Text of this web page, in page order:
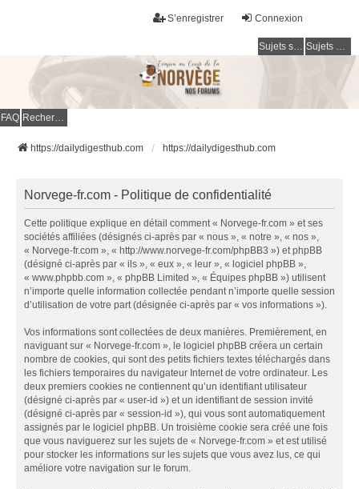
Connexion
S’enregistrer
Sujets sans réponse Sujets actifs
FAQ Rechercher
https://dailydigesthub.com https://dailydigesthub.com
Norvege-fr.com - Politique de confidentialité
Cette politique explique en détail comment « Norvege-fr.com » et ses
sociétés affiliées (désignés ci-après par « nous », « notre », « nos »,
« Norvege-fr.com », « http://www.norvege-fr.com/phpBB3 ») et phpBB
(désigné ci-après par « ils », « eux », « leur », « logiciel phpBB »,
« www.phpbb.com », « phpBB Limited », « Équipes phpBB ») utilisent
n’importe quelle information collectée pendant n’importe quelle session
d’utilisation de votre part (désignée ci-après par « vos informations »).
Vos informations sont collectées de deux manières. Premièrement, en
naviguant sur « Norvege-fr.com », le logiciel phpBB créera un certain
nombre de cookies, qui sont des petits fichiers textes téléchargés dans
les fichiers temporaires du navigateur Internet de votre ordinateur. Les
deux premiers cookies ne contiennent qu’un identifiant utilisateur
(désigné ci-après par « user-id ») et un identifiant de session invité
(désigné ci-après par « session-id »), qui vous sont automatiquement
assignés par le logiciel phpBB. Un troisième cookie sera créé une fois
que vous naviguerez sur les sujets de « Norvege-fr.com » et est utilisé
pour stocker les informations sur les sujets que vous avez lus, ce qui
améliore votre navigation sur le forum.